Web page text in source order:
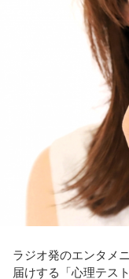
と質問します。
これに対して、カミ
のは、1～2年目の
ん、その子たちは本
い。有吉が「なんで
なことを言うのもあ
ういう先輩か分かっ
ます。
それを受け、有吉は
（若手の頃は）誰か
い？ 何があるか分
間は時代的に増えて
す。
ラジオ発のエンタメ
届けする「心理テス